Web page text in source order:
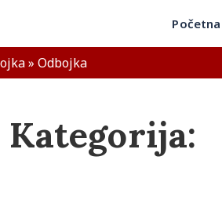
Početna
» Odbojka